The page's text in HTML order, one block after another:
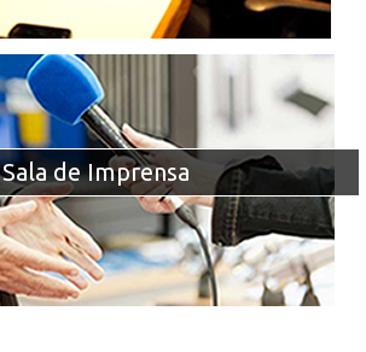
Sala de Imprensa